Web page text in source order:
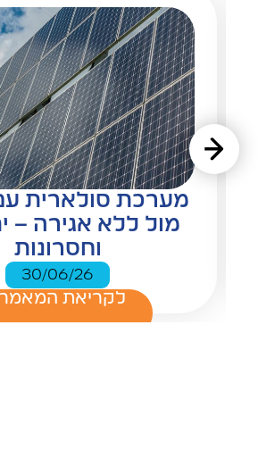
מערכת סולארית
מול ללא אגירה –
וחסרונות
30/06/26
לקריאת המאמר